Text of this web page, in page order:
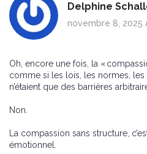
Delphine
novembre 8, 2025
Oh, encore une fois, la «
comme si les lois, les normes, les
n’étaient que des barrières
Non.
La compassion sans structure,
émotionnel.